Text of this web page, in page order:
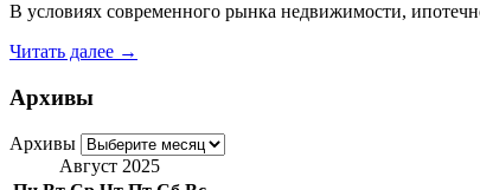
В условиях современного рынка недвижимости,
Читать далее →
Архивы
Архивы
Август 2025